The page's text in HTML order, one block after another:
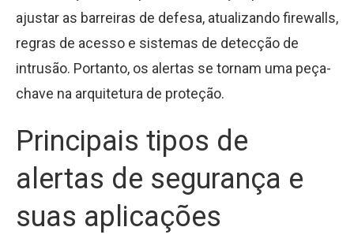
ajustar as barreiras de defesa, atualizando firewalls,
regras de acesso e sistemas de detecção de
intrusão. Portanto, os alertas se tornam uma peça-
chave na arquitetura de proteção.
Principais tipos de
alertas de segurança e
suas aplicações